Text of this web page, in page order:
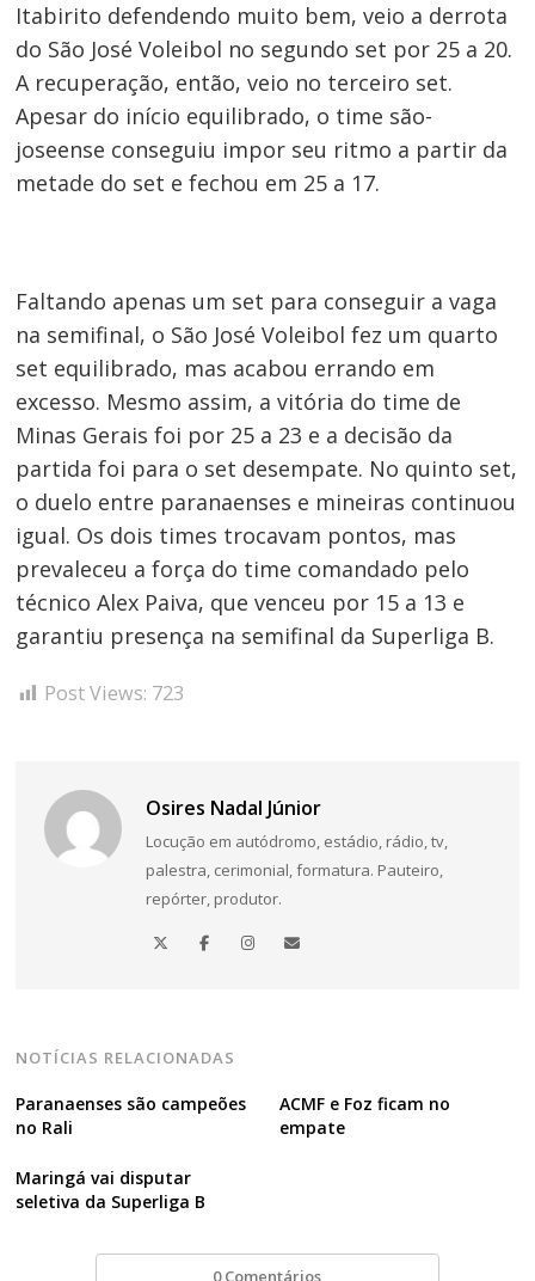
Itabirito defendendo muito bem, veio a derrota
do São José Voleibol no segundo set por 25 a 20.
A recuperação, então, veio no terceiro set.
Apesar do início equilibrado, o time são-
joseense conseguiu impor seu ritmo a partir da
metade do set e fechou em 25 a 17.
Faltando apenas um set para conseguir a vaga
na semifinal, o São José Voleibol fez um quarto
set equilibrado, mas acabou errando em
excesso. Mesmo assim, a vitória do time de
Minas Gerais foi por 25 a 23 e a decisão da
partida foi para o set desempate. No quinto set,
o duelo entre paranaenses e mineiras continuou
igual. Os dois times trocavam pontos, mas
prevaleceu a força do time comandado pelo
técnico Alex Paiva, que venceu por 15 a 13 e
garantiu presença na semifinal da Superliga B.
Post Views: 723
Osires Nadal Júnior
Locução em autódromo, estádio, rádio, tv,
palestra, cerimonial, formatura. Pauteiro,
repórter, produtor.
NOTÍCIAS RELACIONADAS
Paranaenses são campeões
no Rali
ACMF e Foz ficam no
empate
Maringá vai disputar
seletiva da Superliga B
0 Comentários